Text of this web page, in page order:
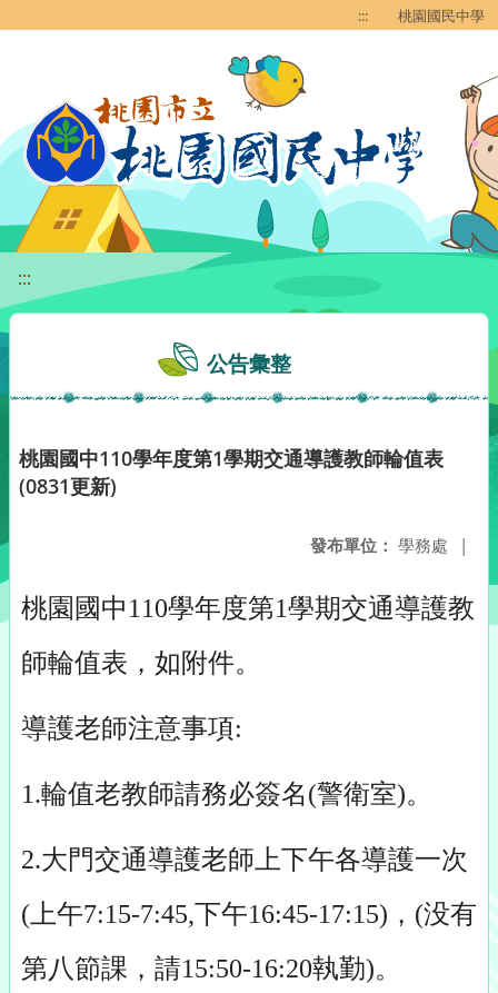
::: 桃園國民中學
:::
公告彙整
桃園國中110學年度第1學期交通導護教師輪值表
(0831更新)
發布單位： 學務處 |
桃園國中110學年度第1學期交通導護教
師輪值表，如附件。
導護老師注意事項:
1.輪值老教師請務必簽名(警衛室)。
2.大門交通導護老師上下午各導護一次
(上午7:15-7:45,下午16:45-17:15)，(没有
第八節課，請15:50-16:20執勤)。